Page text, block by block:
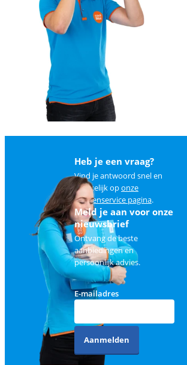
Heb je een vraag?
Vind je antwoord snel en
makkelijk oponze
klantenservice pagina.
Meld je aan voor onze
nieuwsbrief
Ontvang de beste
aanbiedingen en
persoonlijk advies.
E-mailadres
Aanmelden